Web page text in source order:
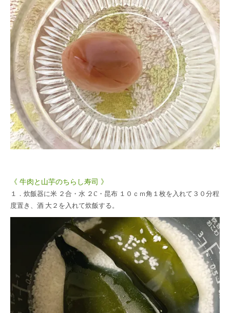
《 牛肉と山芋のちらし寿司 》
１．炊飯器に米 ２合・水 ２C・昆布 １０ｃｍ角１枚を入れて３０分程
度置き、酒 大２を入れて炊飯する。